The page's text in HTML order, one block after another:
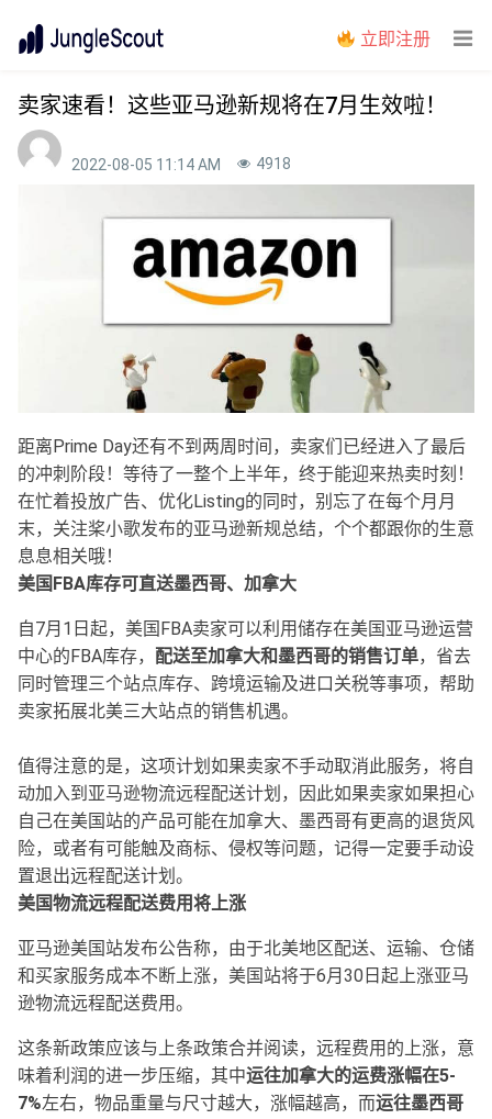
立即注册
卖家速看！这些亚马逊新规将在7月生效啦！
2022-08-05 11:14 AM 4918
距离Prime Day还有不到两周时间，卖家们已经进入了最后
的冲刺阶段！等待了一整个上半年，终于能迎来热卖时刻！
在忙着投放广告、优化Listing的同时，别忘了在每个月月
末，关注桨小歌发布的亚马逊新规总结，个个都跟你的生意
息息相关哦！
美国FBA库存可直送墨西哥、加拿大
自7月1日起，美国FBA卖家可以利用储存在美国亚马逊运营
中心的FBA库存， 配送至加拿大和墨西哥的销售订单，省去
同时管理三个站点库存、跨境运输及进口关税等事项，帮助
卖家拓展北美三大站点的销售机遇。
值得注意的是，这项计划如果卖家不手动取消此服务，将自
动加入到亚马逊物流远程配送计划，因此如果卖家如果担心
自己在美国站的产品可能在加拿大、墨西哥有更高的退货风
险，或者有可能触及商标、侵权等问题，记得一定要手动设
置退出远程配送计划。
美国物流远程配送费用将上涨
亚马逊美国站发布公告称，由于北美地区配送、运输、仓储
和买家服务成本不断上涨，美国站将于6月30日起上涨亚马
逊物流远程配送费用。
这条新政策应该与上条政策合并阅读，远程费用的上涨，意
味着利润的进一步压缩，其中运往加拿大的运费涨幅在5-
7%左右，物品重量与尺寸越大，涨幅越高，而运往墨西哥